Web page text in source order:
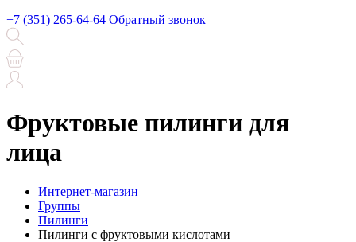
+7 (351) 265-64-64 Обратный звонок
Фруктовые пилинги для
лица
Интернет-магазин
Группы
Пилинги
Пилинги с фруктовыми кислотами